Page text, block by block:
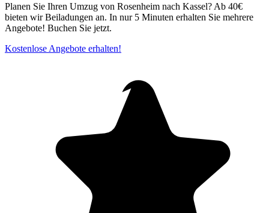
Planen Sie Ihren Umzug von Rosenheim nach Kassel? Ab 40€
bieten wir Beiladungen an. In nur 5 Minuten erhalten Sie mehrere
Angebote! Buchen Sie jetzt.
Kostenlose Angebote erhalten!